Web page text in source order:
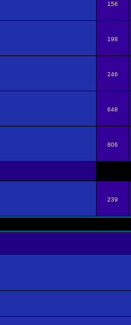
156
198
246
648
806
239